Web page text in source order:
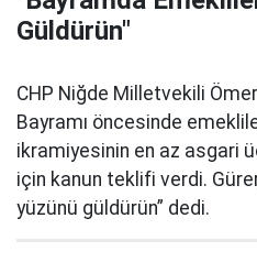
Güldürün"
CHP Niğde Milletvekili
Bayramı öncesinde
ikramiyesinin en az asgari
için kanun teklifi verdi.
yüzünü güldürün” dedi.